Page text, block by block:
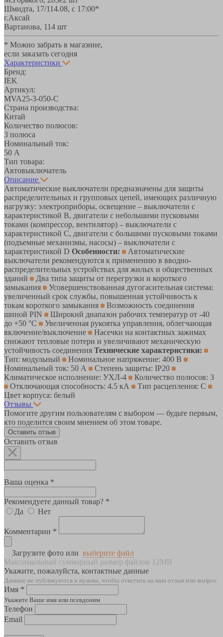
Шмидта, 17/114.08, с 17:00*
г.Аксай
Вартанова, 114 шт
* Можно забрать в магазине,
если заказать сегодня
Характеристики
Бренд:
IEK
Артикул:
MVA25-3-050-C
Страна производства:
Китай
Количество полюсов:
3 полюса
Номинальный ток:
50 А
Тип товара:
Автовыключатель
Описание
Автоматические выключатели предназначены для защиты
распределительных и групповых цепей, имеющих различную
нагрузку: электроприборы, освещение – выключатели с
характеристикой В, двигатели с небольшими пусковыми
токами (компрессор, вентилятор) – выключатели с
характеристикой C, двигатели с большими пусковыми токами
(подъемные механизмы, насосы) – выключатели с
характеристикой D Особенности:
Автоматические
выключатели рекомендуются к применению в вводно-
распределительных устройствах для жилых и общественных
зданий
Два типа защиты от перегрузки и короткого
замыкания
Усовершенствованная дугогасительная система:
увеличенный срок службы, повышенная устойчивость к
токам короткого замыкания
Возможность соединения
шиной PIN
Широкий диапазон рабочих температур от -40
до +50 °С
Увеличенная рукоятка управления, облегчающая
включение/выключение
Насечки на контактных зажимах
снижают тепловые потери и увеличивают механическую
устойчивость соединения Технические характеристики:
Тип: модульный
Номинальное напряжение: 400 В
Номинальный ток: 50 А
Степень защиты: IP20
Климатическое исполнение: УХЛ-4
Количество полюсов: 3
Отключающая способность: 4.5 кА
Тип расцепления: C
Цвет корпуса: белый
Отзывы
Помогите другим пользователям с выбором — будьте первым,
кто поделится своим мнением об этом товаре.
Оставить отзыв
Оставить отзыв
Ваша оценка *
Рекомендуете данный товар? *
Да
Нет
Комментарии *
Загрузите фото или выберите файл
Максимальный суммарный размер файлов 12MB
Укажите, пожалуйста, контактные данные
Данные не публикуются и нужны, чтобы ответить на ваш отзыв или вопрос
Имя *
Укажите Ваше имя или псевдоним
Телефон
Email